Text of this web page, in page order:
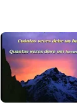
d'une vision